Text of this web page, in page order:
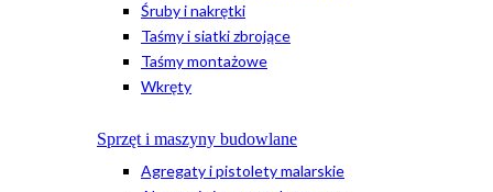
Śruby i nakrętki
Taśmy i siatki zbrojące
Taśmy montażowe
Wkręty
Sprzęt i maszyny budowlane
Agregaty i pistolety malarskie